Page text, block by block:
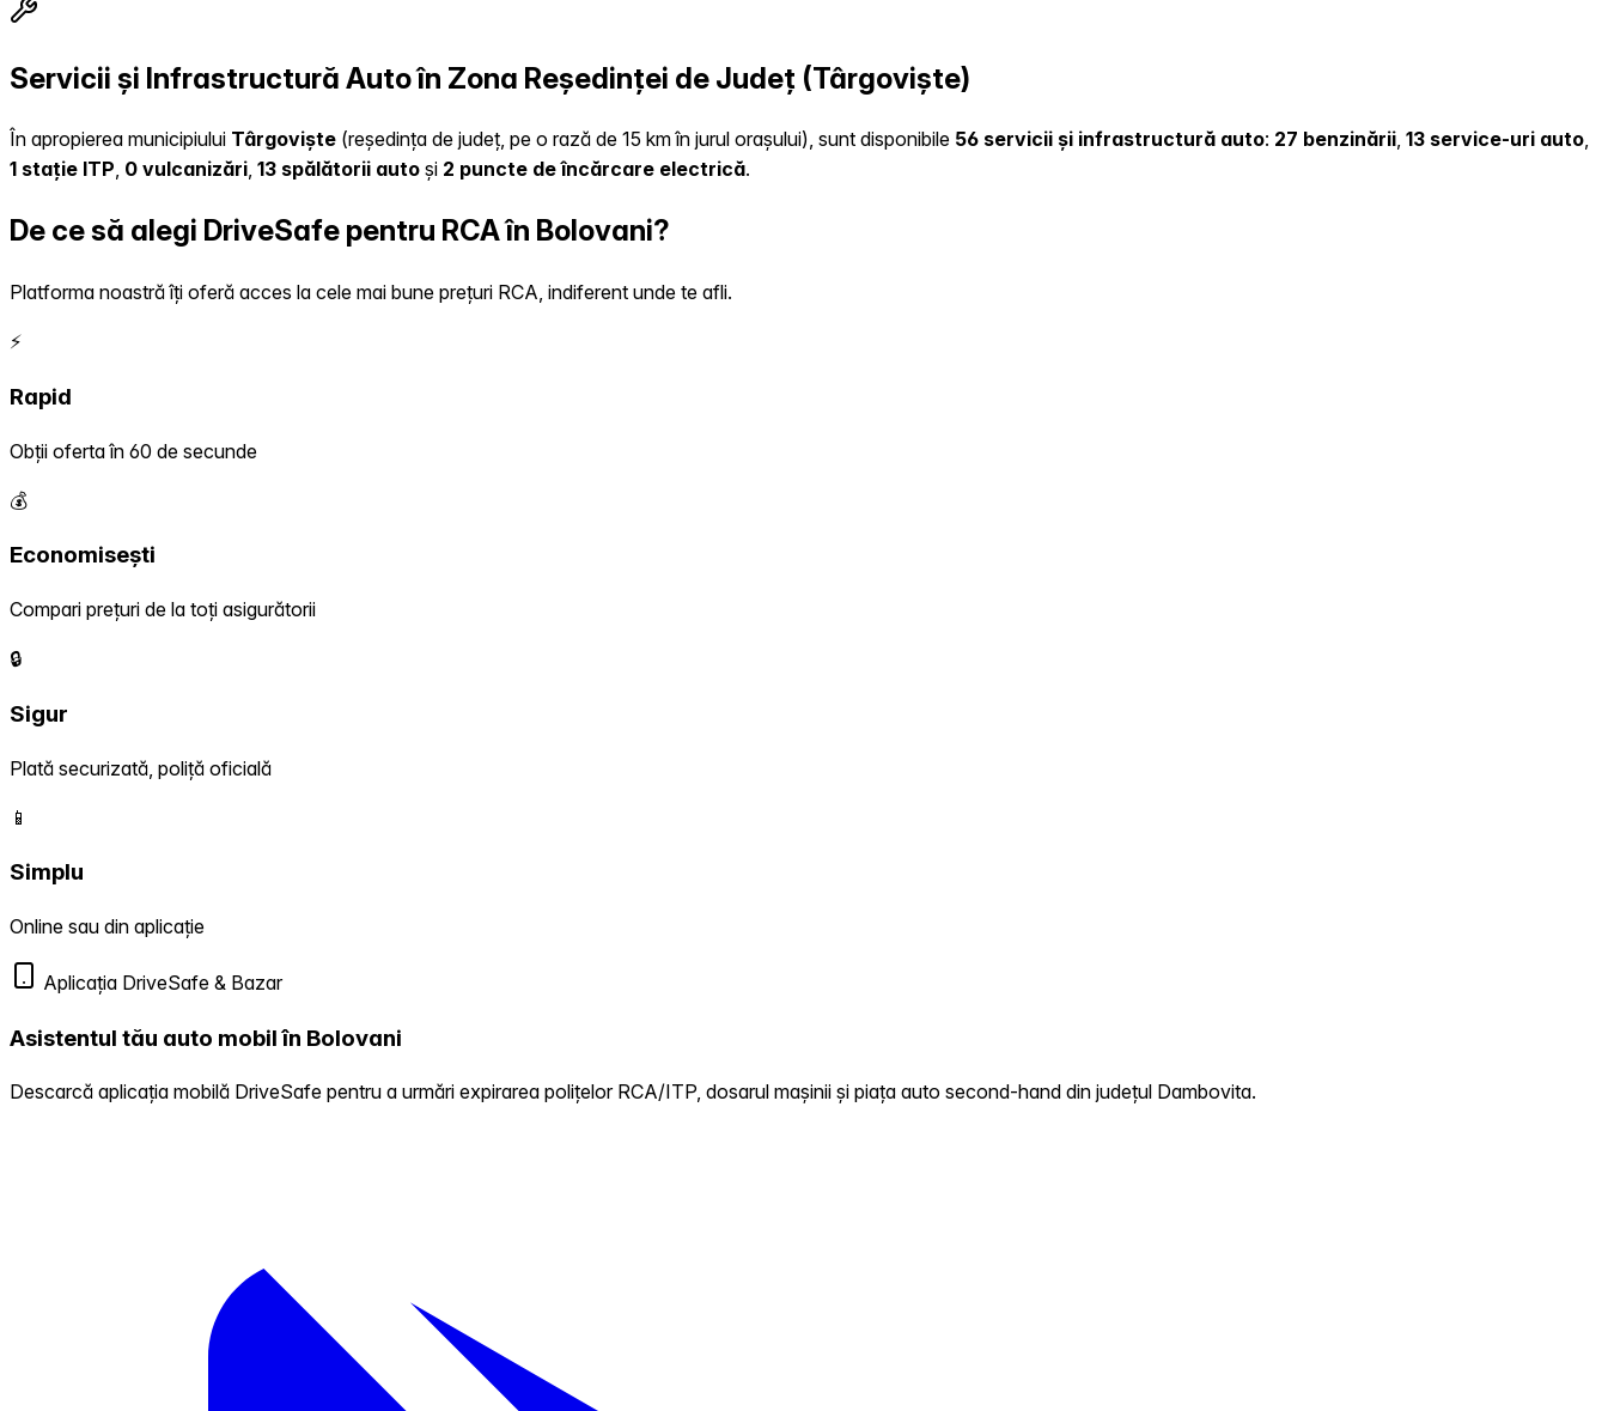
Servicii și Infrastructură Auto în Zona Reședinței de Județ (Târgoviște)
În apropierea municipiului Târgoviște (reședința de județ, pe o rază de 15 km în jurul orașului), sunt disponibile 56 servicii și infrastructură auto: 27 benzinării, 13 service-uri auto,
1 stație ITP, 0 vulcanizări, 13 spălătorii auto și 2 puncte de încărcare electrică.
De ce să alegi DriveSafe pentru RCA în Bolovani?
Platforma noastră îți oferă acces la cele mai bune prețuri RCA, indiferent unde te afli.
⚡
Rapid
Obții oferta în 60 de secunde
💰
Economisești
Compari prețuri de la toți asigurătorii
🔒
Sigur
Plată securizată, poliță oficială
📱
Simplu
Online sau din aplicație
Aplicația DriveSafe & Bazar
Asistentul tău auto mobil în Bolovani
Descarcă aplicația mobilă DriveSafe pentru a urmări expirarea polițelor RCA/ITP, dosarul mașinii și piața auto second-hand din județul Dambovita.